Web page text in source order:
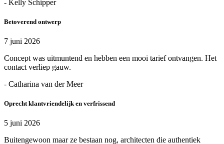
- Kelly Schipper
Betoverend ontwerp
7 juni 2026
Concept was uitmuntend en hebben een mooi tarief ontvangen. Het
contact verliep gauw.
- Catharina van der Meer
Oprecht klantvriendelijk en verfrissend
5 juni 2026
Buitengewoon maar ze bestaan nog, architecten die authentiek